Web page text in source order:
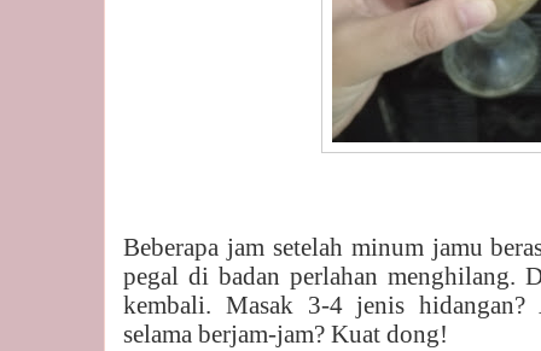
Beberapa jam setelah minum jamu
pegal di badan perlahan menghilang.
kembali. Masak 3-4 jenis
selama berjam-jam? Kuat dong!